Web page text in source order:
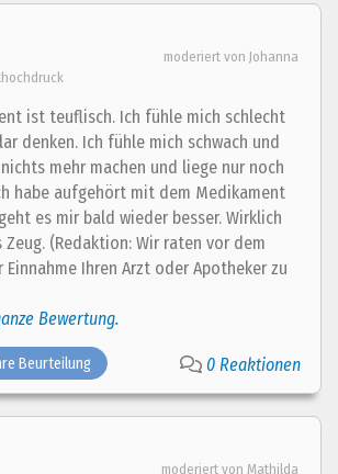
moderiert von Johanna
ist teuflisch. Ich fühle mich schlecht
denken. Ich fühle mich schwach und
mehr machen und liege nur noch
habe aufgehört mit dem Medikament
es mir bald wieder besser. Wirklich
Zeug. (Redaktion: Wir raten vor dem
Ihren Arzt oder Apotheker zu
Bewertung.
Beurteilung 0 Reaktionen
moderiert von Mathilda